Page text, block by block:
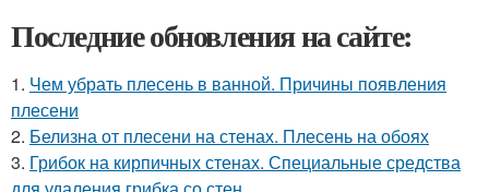
Последние обновления на сайте:
1. Чем убрать плесень в ванной. Причины появления
плесени
2. Белизна от плесени на стенах. Плесень на обоях
3. Грибок на кирпичных стенах. Специальные средства